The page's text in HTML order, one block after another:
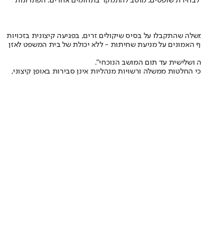
שהתקבלו על בסיס שיקולים זרים, בפגיעה קיצונית בזכויות
האמונים על מניעת שחיתות - ללא יכולת של בית המשפט לאזן
ושלישית עד תום המושב הנוכחי".
ממשלה ורשויות מנהליות אינן סבירות באופן קיצוני,